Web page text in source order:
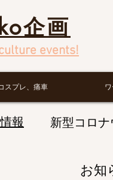
企画
events!
スプレ、痛車
報 新型コロ
お知